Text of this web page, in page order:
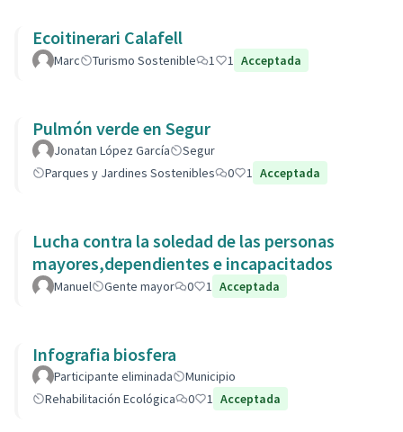
Ecoitinerari Calafell
Marc Turismo Sostenible 1 1 Acceptada
Pulmón verde en Segur
Jonatan López García
Segur
Parques y Jardines Sostenibles
0 1 Acceptada
Lucha contra la soledad de las personas
mayores,dependientes e incapacitados
Manuel Gente mayor 0 1 Acceptada
Infografia biosfera
Participante eliminada
Municipio
Rehabilitación Ecológica
0 1 Acceptada